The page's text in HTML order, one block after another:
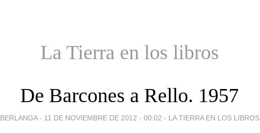
La Tierra en los libros
De Barcones a Rello. 1957
BERLANGA - 11 DE NOVIEMBRE DE 2012 - 00:02 - LA TIERRA EN LOS LIBROS